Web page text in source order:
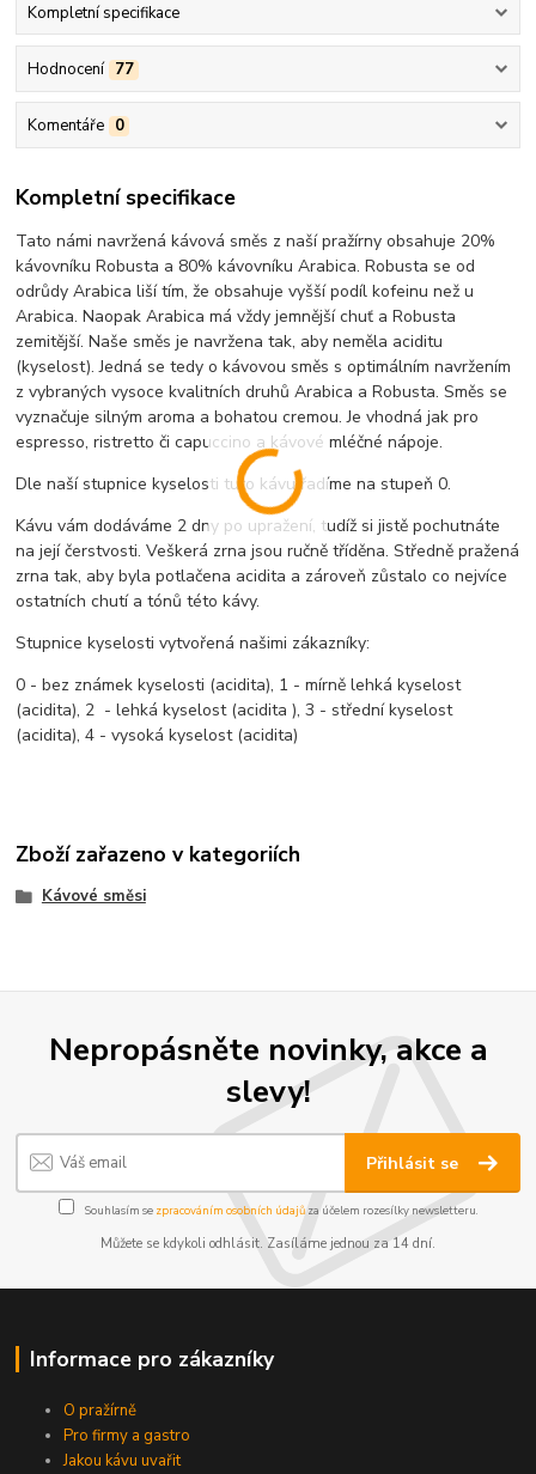
Kompletní specifikace
Hodnocení 77
Komentáře 0
Kompletní specifikace
Tato námi navržená kávová směs z naší pražírny obsahuje 20%
kávovníku Robusta a 80% kávovníku Arabica. Robusta se od
odrůdy Arabica liší tím, že obsahuje vyšší podíl kofeinu než u
Arabica. Naopak Arabica má vždy jemnější chuť a Robusta
zemitější. Naše směs je navržena tak, aby neměla aciditu
(kyselost). Jedná se tedy o kávovou směs s optimálním navržením
z vybraných vysoce kvalitních druhů Arabica a Robusta. Směs se
vyznačuje silným aroma a bohatou cremou. Je vhodná jak pro
espresso, ristretto či capuccino a kávové mléčné nápoje.
Dle naší stupnice kyselosti tuto kávu řadíme na stupeň 0.
Kávu vám dodáváme 2 dny po upražení, tudíž si jistě pochutnáte
na její čerstvosti. Veškerá zrna jsou ručně tříděna. Středně pražená
zrna tak, aby byla potlačena acidita a zároveň zůstalo co nejvíce
ostatních chutí a tónů této kávy.
Stupnice kyselosti vytvořená našimi zákazníky:
0 - bez známek kyselosti (acidita), 1 - mírně lehká kyselost
(acidita), 2 - lehká kyselost (acidita ), 3 - střední kyselost
(acidita), 4 - vysoká kyselost (acidita)
Zboží zařazeno v kategoriích
Kávové směsi
Nepropásněte novinky, akce a
slevy!
Přihlásit se
Souhlasím se zpracováním osobních údajůza účelem rozesílky newsletteru.
Můžete se kdykoli odhlásit. Zasíláme jednou za 14 dní.
Informace pro zákazníky
O pražírně
Pro firmy a gastro
Jakou kávu uvařit